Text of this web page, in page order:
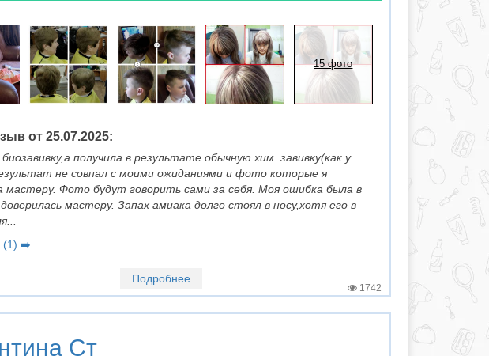
15 фото
от 25.07.2025:
получила в результате обычную хим. завивку(как у
не совпал с моими ожиданиями и фото которые я
мастеру. Фото будут говорить сами за себя. Моя ошибка была в
мастеру. Запах амиака долго стоял в носу,хотя его в
(1) ➡️
Подробнее
1742
Ст